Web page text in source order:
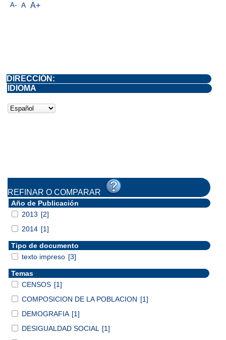
A- A A+
DIRECCIÓN:
IDIOMA
REFINAR O COMPARAR
Año de Publicación
2013 [2]
2014 [1]
Tipo de documento
texto impreso [3]
Temas
CENSOS [1]
COMPOSICION DE LA POBLACION [1]
DEMOGRAFIA [1]
DESIGUALDAD SOCIAL
[1]